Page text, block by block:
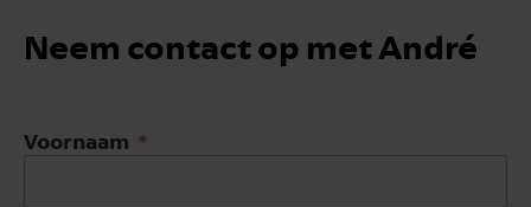
Neem contact op met André
Voornaam